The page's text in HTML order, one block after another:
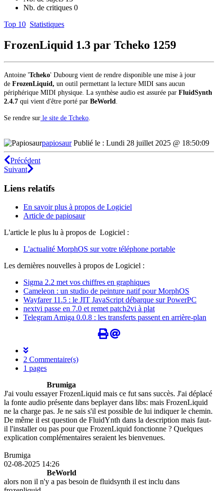
Nb. de critiques 0
Top 10 Statistiques
FrozenLiquid 1.3 par Tcheko 1259
Antoine 'Tcheko' Dubourg vient de rendre disponible une mise à jour
de FrozenLiquid, un outil permettant la lecture MIDI sans aucun
périphérique MIDI physique. La synthèse audio est assurée par FluidSynth
2.4.7 qui vient d'être porté par BeWorld
Se rendre sur le site de Tcheko
papiosaurPublié le : Lundi 28 juillet 2025 @ 18:50:09
Précédent
Suivant
Liens relatifs
En savoir plus à propos de Logiciel
Article de papiosaur
L'article le plus lu à propos de Logiciel :
L'actualité MorphOS sur votre téléphone portable
Les dernières nouvelles à propos de Logiciel :
Sigma 2.2 met vos chiffres en graphiques
Cameleon : un studio de peinture natif pour MorphOS
Wayfarer 11.5 : le JIT JavaScript débarque sur PowerPC
nextvi passe en 7.0 et remet patch2vi à plat
Telegram Amiga 0.0.8 : les transferts passent en arrière-plan
2 Commentaire(s)
1 pages
Brumiga
J'ai voulu essayer FrozenLiquid mais ce fut sans succès. J'ai déplacé
la fonte audio présente dans beplayer dans libs: mais FrozenLiquid
ne la charge pas. Je ne sais s'il est possible de lui indiquer le chemin.
De même il est question de FluidYnth dans la description mais faut-
il l'installer ou pas pour que FrozenLiquid fonctionne ? Quelques
explication complémentaires seraient les bienvenues.
Brumiga
02-08-2025 14:26
BeWorld
alors non il n'y a pas besoin de fluidsynth il est inclu dans